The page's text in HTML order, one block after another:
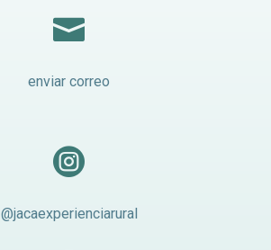

enviar correo

@jacaexperienciarural